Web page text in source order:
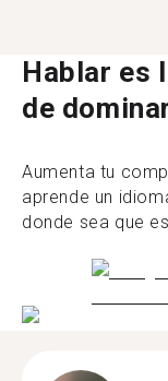
Hablar es
de
Aumenta tu
aprende un
donde sea que